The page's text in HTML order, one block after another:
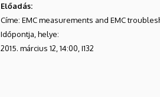
Előadás:
Címe: EMC measurements and EMC
Időpontja, helye:
2015. március 12, 14:00, I132